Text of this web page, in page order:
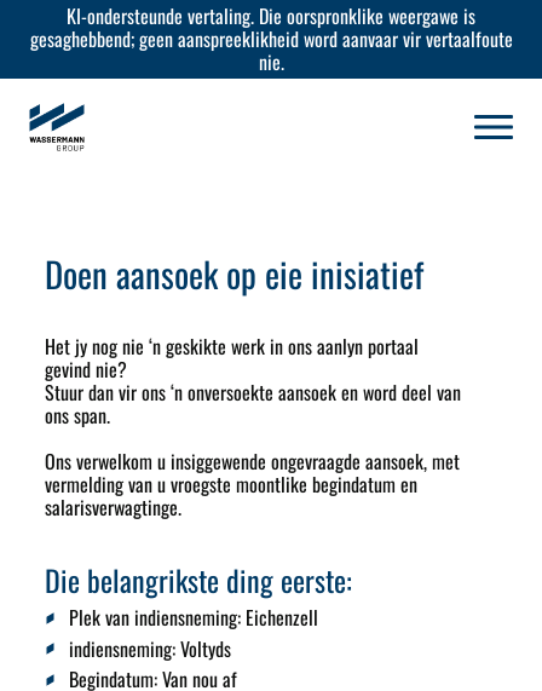
KI-ondersteunde vertaling. Die oorspronklike weergawe is
gesaghebbend; geen aanspreeklikheid word aanvaar vir vertaalfoute
nie.
Doen aansoek op eie inisiatief
Het jy nog nie ‘n geskikte werk in ons aanlyn portaal
gevind nie?
Stuur dan vir ons ‘n onversoekte aansoek en word deel van
ons span.
Ons verwelkom u insiggewende ongevraagde aansoek, met
vermelding van u vroegste moontlike begindatum en
salarisverwagtinge.
Die belangrikste ding eerste:
Plek van indiensneming: Eichenzell
indiensneming:Voltyds
Begindatum: Van nou af